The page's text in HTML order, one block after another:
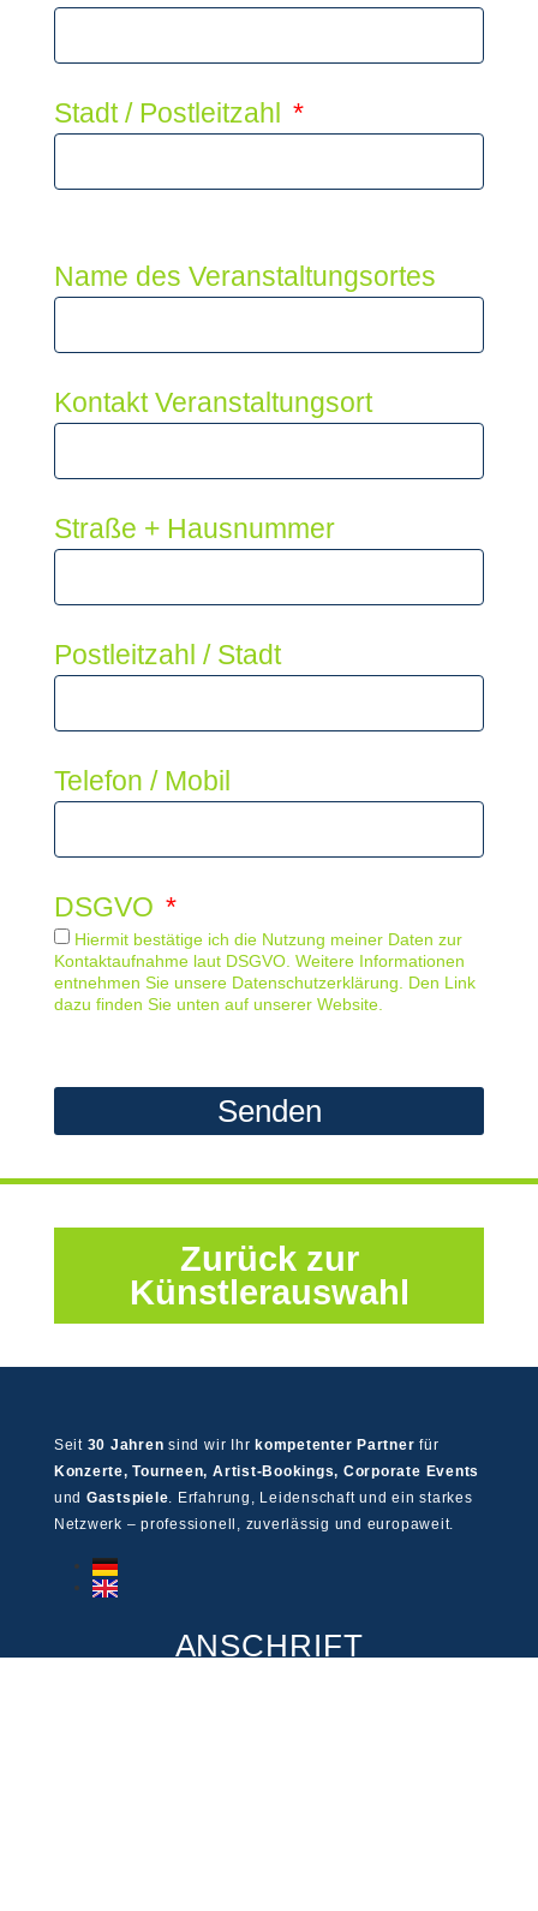
Stadt / Postleitzahl
Name des Veranstaltungsortes
Kontakt Veranstaltungsort
Straße + Hausnummer
Postleitzahl / Stadt
Telefon / Mobil
DSGVO
Hiermit bestätige ich die Nutzung meiner Daten zur
Kontaktaufnahme laut DSGVO. Weitere Informationen
entnehmen Sie unsere Datenschutzerklärung. Den Link
dazu finden Sie unten auf unserer Website.
Senden
Zurück zur
Künstlerauswahl
Seit 30 Jahren sind wir Ihrkompetenter Partner für
Konzerte, Tourneen, Artist-Bookings, Corporate Events
und Gastspiele . Erfahrung, Leidenschaft und ein starkes
Netzwerk – professionell, zuverlässig und europaweit.
ANSCHRIFT